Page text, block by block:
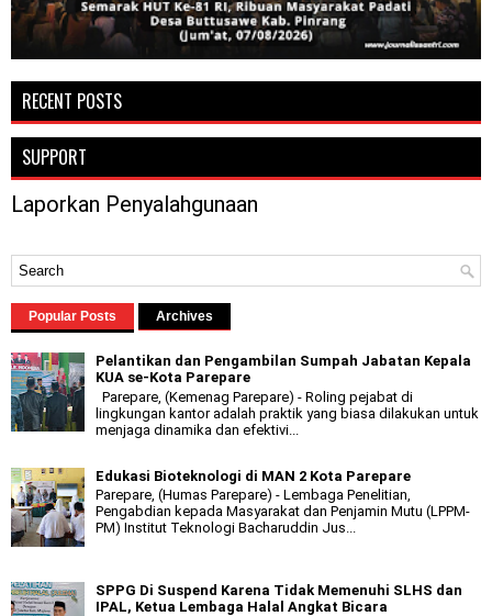
RECENT POSTS
SUPPORT
Laporkan Penyalahgunaan
Popular Posts Archives
Pelantikan dan Pengambilan Sumpah Jabatan Kepala
KUA se-Kota Parepare
Parepare, (Kemenag Parepare) - Roling pejabat di
lingkungan kantor adalah praktik yang biasa dilakukan untuk
menjaga dinamika dan efektivi...
Edukasi Bioteknologi di MAN 2 Kota Parepare
Parepare, (Humas Parepare) - Lembaga Penelitian,
Pengabdian kepada Masyarakat dan Penjamin Mutu (LPPM-
PM) Institut Teknologi Bacharuddin Jus...
SPPG Di Suspend Karena Tidak Memenuhi SLHS dan
IPAL, Ketua Lembaga Halal Angkat Bicara